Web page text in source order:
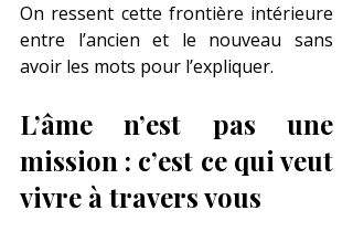
On ressent cette frontière intérieure
entre l’ancien et le nouveau sans
avoir les mots pour l’expliquer.
L’âme n’est pas une
mission : c’est ce qui veut
vivre à travers vous